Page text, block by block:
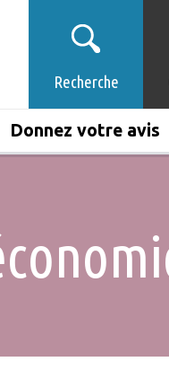
Recherche
Donnez votre avis